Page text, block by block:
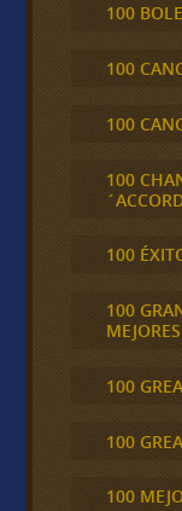
100
100
100
100
100
100
100
100
100